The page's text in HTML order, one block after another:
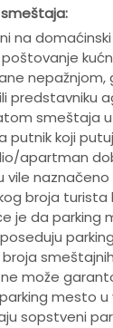
na
nepažnjom,
predstavniku
smeštaja
putnik koji
apartman
vile
broja
je da parking
može
mesto u
sopstveni